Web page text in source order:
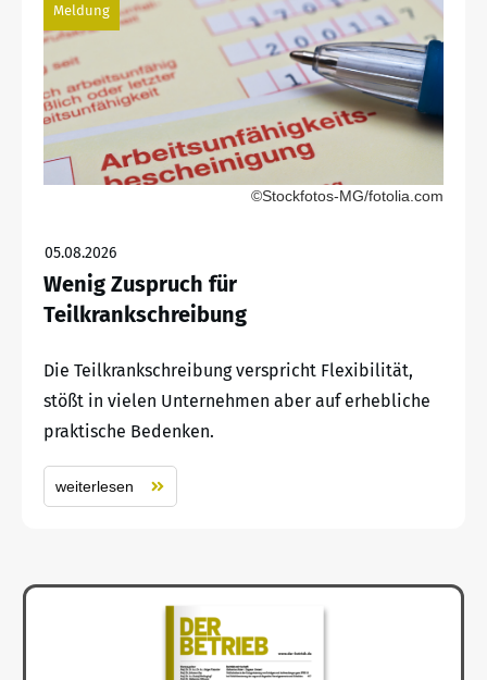
Meldung
©Stockfotos-MG/fotolia.com
05.08.2026
Wenig Zuspruch für
Teilkrankschreibung
Die Teilkrankschreibung verspricht Flexibilität,
stößt in vielen Unternehmen aber auf erhebliche
praktische Bedenken.
weiterlesen